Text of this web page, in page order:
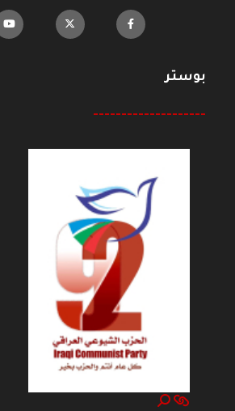
بوستر
--------------------